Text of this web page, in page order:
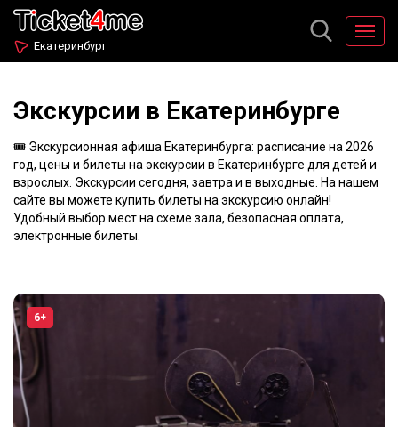
Екатеринбург
Экскурсии в Екатеринбурге
🎟️ Экскурсионная афиша Екатеринбурга: расписание на 2026
год, цены и билеты на экскурсии в Екатеринбурге для детей и
взрослых. Экскурсии сегодня, завтра и в выходные. На нашем
сайте вы можете купить билеты на экскурсию онлайн!
Удобный выбор мест на схеме зала, безопасная оплата,
электронные билеты.
6+